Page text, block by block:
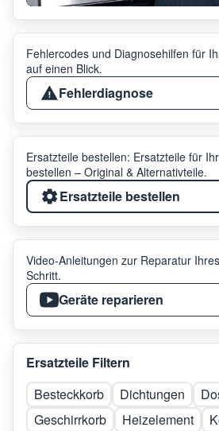
Fehlercodes und Diagnosehilfen für
auf einen Blick.
Fehlerdiagnose
Ersatzteile bestellen: Ersatzteile für
bestellen – Original & Alternativteile.
Ersatzteile bestellen
Video-Anleitungen zur Reparatur
Schritt.
Geräte reparieren
Ersatzteile Filtern
Besteckkorb
Dichtungen
Geschirrkorb
Heizelement